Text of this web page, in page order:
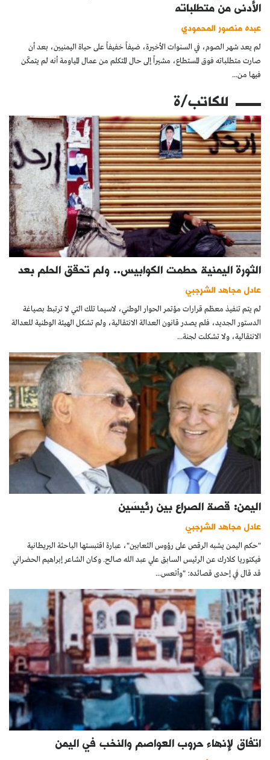
الأدنى من متطلباته
عبده منصور المحمودي
لم يعد شهر الصوم، في السنوات الأخيرة، ضيفاً خفيفاً على حياة اليمنيين، بعد أن
صارت متطلباته فوق المستطاع، مشيراً إلى حال المتكلم من عمال المياومة أنه لم يتمكّن
فيها من...
للكاتب/ة
الثورة اليمنية حطمت الكوابيس.. ولم تحقق الحلم بعد
عادل مجاهد الشرجبي
لم يتم تنفيذ معظم قرارات مؤتمر الحوار الوطني، لاسيما تلك التي لا ترتبط بصياغة
الدستور الجديد، فلم يصدر قانون العدالة الانتقالية، ولم تشكل الهيئة الوطنية للعدالة
الانتقالية، ولا تشكلت لجنة...
اليمن: قصة الصراع بين رئيسَين
عادل مجاهد الشرجبي
"حكم اليمن يشبه الرقص على رؤوس الثعابين"، عبارة اقتبستها الباحثة البريطانية
فيكتوريا كلارك عن الرئيس السابق علي عبد الله صالح. وكان الشاعر إبراهيم الحضراني
قد قال في إحدى قصائده: "وأتعس...
اتفاق لإنهاء حروب العواصم والنخب في اليمن